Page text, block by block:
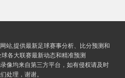
站,提供最新足球赛事分析、比分预测和
各大联赛最新动态和精准预测
像均来自第三方平台，如有侵权请及时
处理，谢谢。